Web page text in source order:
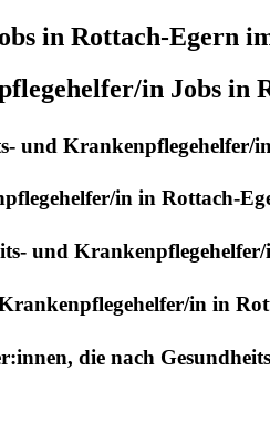
in Rottach-Egern
in Jobs in
und Krankenpflegehelfer/in
in in Rottach-
und
in in
die nach